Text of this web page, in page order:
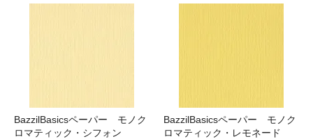
BazzilBasicsペーパー モノク
ロマティック・シフォン
BazzilBasicsペーパー モノク
ロマティック・レモネード